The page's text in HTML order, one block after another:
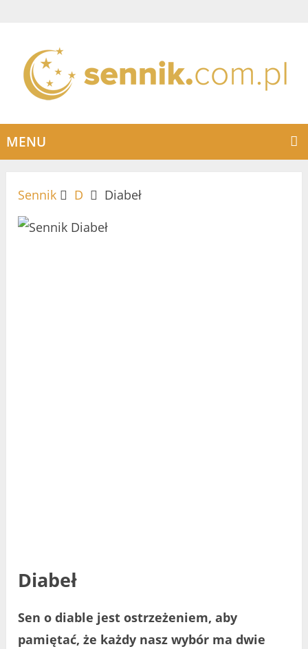
MENU
Sennik D Diabeł
Diabeł
Sen o diable jest ostrzeżeniem, aby
pamiętać, że każdy nasz wybór ma dwie